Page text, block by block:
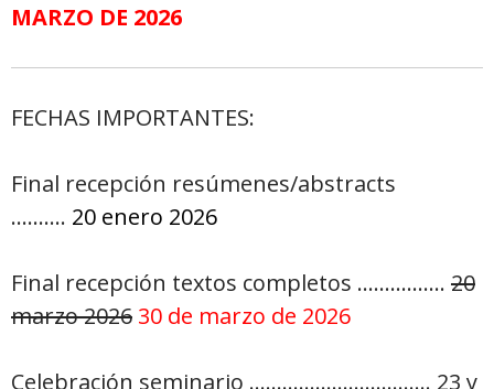
MARZO DE 2026
FECHAS IMPORTANTES:
Final recepción resúmenes/abstracts
………. 20 enero 2026
Final recepción textos completos ……………. 20
marzo 2026 30 de marzo de 2026
Celebración seminario …………………………… 23 y